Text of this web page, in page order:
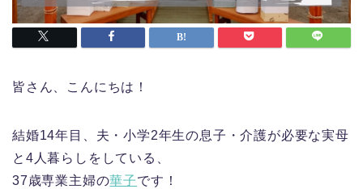
皆さん、こんにちは！
結婚14年目、夫・小学2年生の息子・介護が必要な実母
と4人暮らしをしている、
37歳専業主婦の華子です！